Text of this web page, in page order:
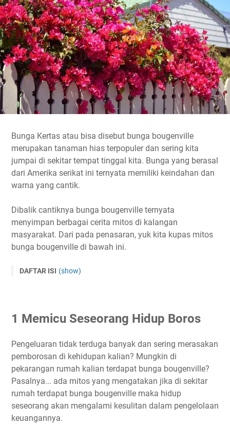
Bunga Kertas atau bisa disebut bunga bougenville
merupakan tanaman hias terpopuler dan sering kita
jumpai di sekitar tempat tinggal kita. Bunga yang berasal
dari Amerika serikat ini ternyata memiliki keindahan dan
warna yang cantik.
Dibalik cantiknya bunga bougenville ternyata
menyimpan berbagai cerita mitos di kalangan
masyarakat. Dari pada penasaran, yuk kita kupas mitos
bunga bougenville di bawah ini.
DAFTAR ISI (show)
3 Menyebabkan Seseorang Selingkuh
5 Membuat Seseorang Mudah ditipu
6 Melukai Seseorang Jika Menyentuhnya Sembarangan
Asal Usul Mitos Bunga Bougenville
1 Memicu Seseorang Hidup Boros
Pengeluaran tidak terduga banyak dan sering merasakan
pemborosan di kehidupan kalian? Mungkin di
pekarangan rumah kalian terdapat bunga bougenville?
Pasalnya... ada mitos yang mengatakan jika di sekitar
rumah terdapat bunga bougenville maka hidup
seseorang akan mengalami kesulitan dalam pengelolaan
keuangannya.